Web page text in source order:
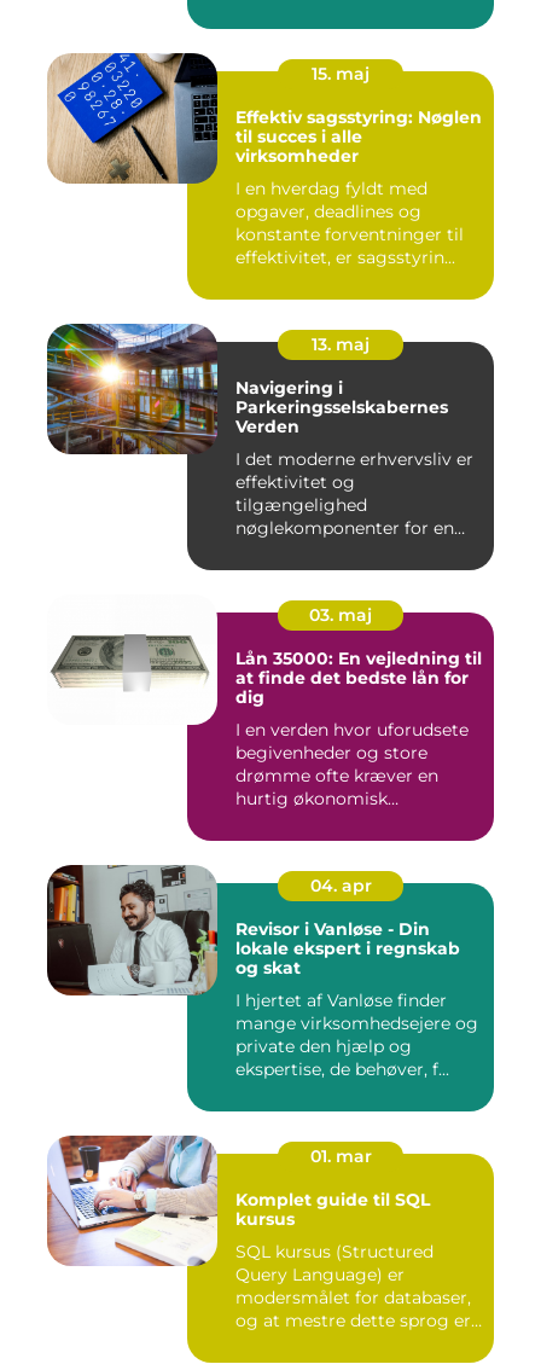
15. maj
Effektiv sagsstyring: Nøglen
til succes i alle
virksomheder
I en hverdag fyldt med
opgaver, deadlines og
konstante forventninger til
effektivitet, er sagsstyrin...
13. maj
Navigering i
Parkeringsselskabernes
Verden
I det moderne erhvervsliv er
effektivitet og
tilgængelighed
nøglekomponenter for en
03. maj
Lån 35000: En vejledning til
at finde det bedste lån for
dig
I en verden hvor uforudsete
begivenheder og store
drømme ofte kræver en
hurtig økonomisk
04. apr
Revisor i Vanløse - Din
lokale ekspert i regnskab
og skat
I hjertet af Vanløse finder
mange virksomhedsejere og
private den hjælp og
ekspertise, de behøver, f...
01. mar
Komplet guide til SQL
kursus
SQL kursus (Structured
Query Language) er
modersmålet for databaser,
og at mestre dette sprog er